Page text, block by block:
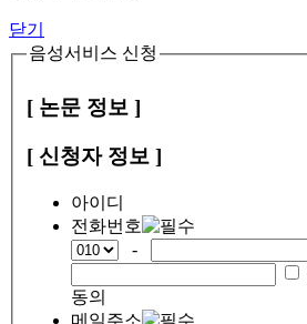
닫기
음성서비스 신청
[ 논문 정보 ]
[ 신청자 정보 ]
아이디
전화번호
-
동의
메일주소